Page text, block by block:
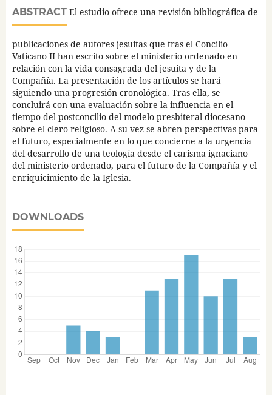
ABSTRACTEl estudio ofrece una revisión bibliográfica de
publicaciones de autores jesuitas que tras el Concilio
Vaticano II han escrito sobre el ministerio ordenado en
relación con la vida consagrada del jesuita y de la
Compañía. La presentación de los artículos se hará
siguiendo una progresión cronológica. Tras ella, se
concluirá con una evaluación sobre la influencia en el
tiempo del postconcilio del modelo presbiteral diocesano
sobre el clero religioso. A su vez se abren perspectivas para
el futuro, especialmente en lo que concierne a la urgencia
del desarrollo de una teología desde el carisma ignaciano
del ministerio ordenado, para el futuro de la Compañía y el
enriquicimiento de la Iglesia.
DOWNLOADS